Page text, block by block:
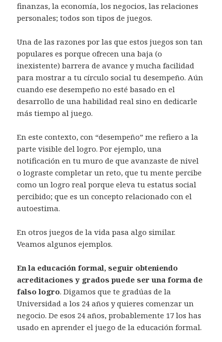
finanzas, la economía, los negocios, las relaciones
personales; todos son tipos de juegos.
Una de las razones por las que estos juegos son tan
populares es porque ofrecen una baja (o
inexistente) barrera de avance y mucha facilidad
para mostrar a tu círculo social tu desempeño. Aún
cuando ese desempeño no esté basado en el
desarrollo de una habilidad real sino en dedicarle
más tiempo al juego.
En este contexto, con “desempeño” me refiero a la
parte visible del logro. Por ejemplo, una
notificación en tu muro de que avanzaste de nivel
o lograste completar un reto, que tu mente percibe
como un logro real porque eleva tu estatus social
percibido; que es un concepto relacionado con el
autoestima.
En otros juegos de la vida pasa algo similar.
Veamos algunos ejemplos.
En la educación formal, seguir obteniendo
acreditaciones y grados puede ser una forma de
falso logro. Digamos que te gradúas de la
Universidad a los 24 años y quieres comenzar un
negocio. De esos 24 años, probablemente 17 los has
usado en aprender el juego de la educación formal.